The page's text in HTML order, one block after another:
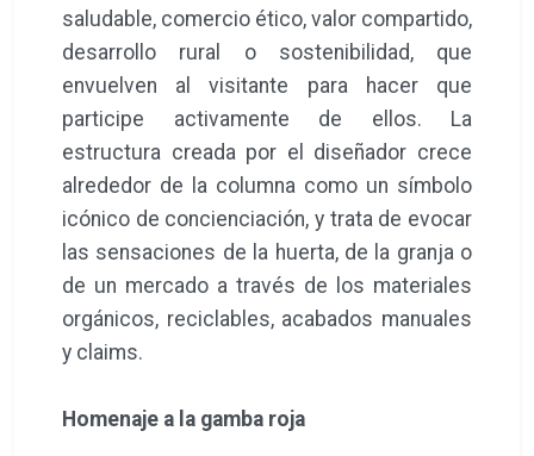
saludable, comercio ético, valor compartido,
desarrollo rural o sostenibilidad, que
envuelven al visitante para hacer que
participe activamente de ellos. La
estructura creada por el diseñador crece
alrededor de la columna como un símbolo
icónico de concienciación, y trata de evocar
las sensaciones de la huerta, de la granja o
de un mercado a través de los materiales
orgánicos, reciclables, acabados manuales
y claims.
Homenaje a la gamba roja